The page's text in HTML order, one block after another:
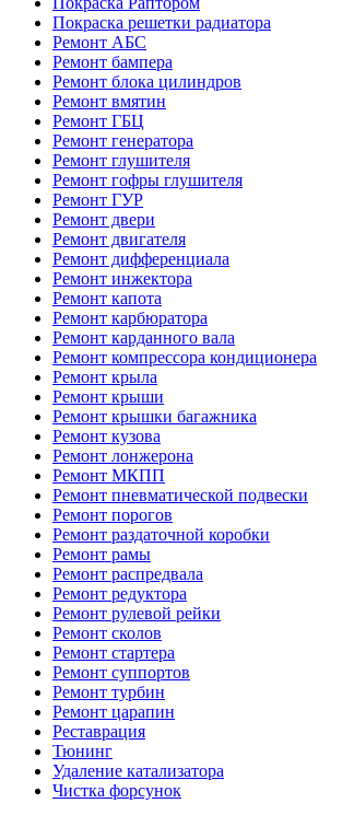
Покраска решетки радиатора
Ремонт АБС
Ремонт бампера
Ремонт блока цилиндров
Ремонт вмятин
Ремонт ГБЦ
Ремонт генератора
Ремонт глушителя
Ремонт гофры глушителя
Ремонт ГУР
Ремонт двери
Ремонт двигателя
Ремонт дифференциала
Ремонт инжектора
Ремонт капота
Ремонт карбюратора
Ремонт карданного вала
Ремонт компрессора кондиционера
Ремонт крыла
Ремонт крыши
Ремонт крышки багажника
Ремонт кузова
Ремонт лонжерона
Ремонт МКПП
Ремонт пневматической подвески
Ремонт порогов
Ремонт раздаточной коробки
Ремонт рамы
Ремонт распредвала
Ремонт редуктора
Ремонт рулевой рейки
Ремонт сколов
Ремонт стартера
Ремонт суппортов
Ремонт турбин
Ремонт царапин
Реставрация
Тюнинг
Удаление катализатора
Чистка форсунок